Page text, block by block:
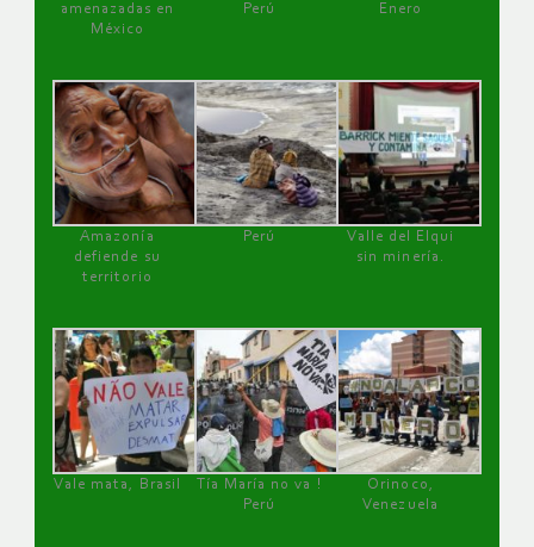
amenazadas en
México
Perú
Enero
Amazonía
defiende su
territorio
Perú
Valle del Elqui
sin minería.
Vale mata, Brasil
Tía María no va !
Perú
Orinoco,
Venezuela